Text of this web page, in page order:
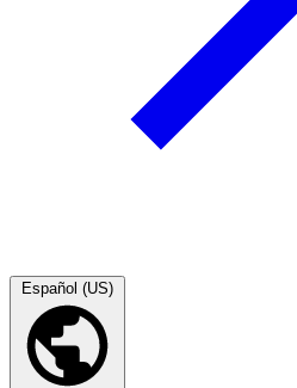
Español (US)